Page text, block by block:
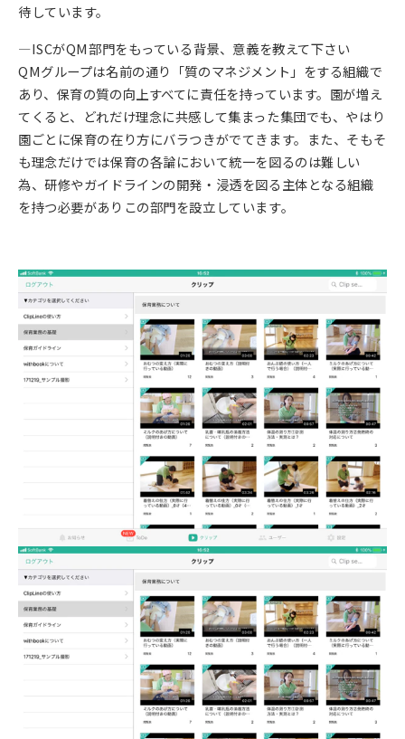
待しています。
—ISCがQM部門をもっている背景、意義を教えて下さい
QMグループは名前の通り「質のマネジメント」をする組織で
あり、保育の質の向上すべてに責任を持っています。園が増え
てくると、どれだけ理念に共感して集まった集団でも、やはり
園ごとに保育の在り方にバラつきがでてきます。また、そもそ
も理念だけでは保育の各論において統一を図るのは難しい
為、研修やガイドラインの開発・浸透を図る主体となる組織
を持つ必要がありこの部門を設立しています。